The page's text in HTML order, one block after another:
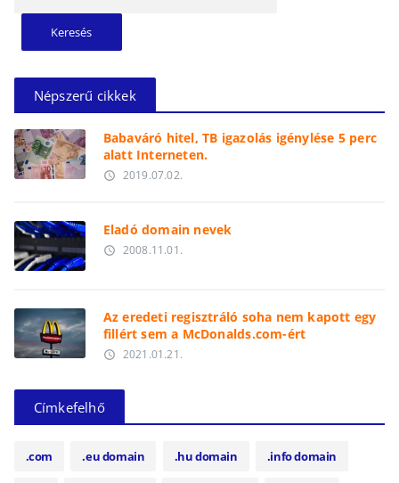
Népszerű cikkek
Babaváró hitel, TB igazolás igénylése 5 perc
alatt Interneten.
access_time 2019.07.02.
Eladó domain nevek
access_time 2008.11.01.
Az eredeti regisztráló soha nem kapott egy
fillért sem a McDonalds.com-ért
access_time 2021.01.21.
Címkefelhő
.com .eu domain .hu domain .info domain